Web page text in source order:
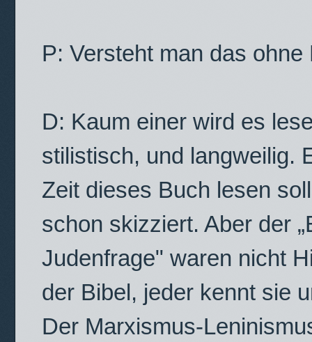
P: Versteht man das
D: Kaum einer wird es
stilistisch, und langweilig.
Zeit dieses Buch lesen
schon skizziert. Aber der
Judenfrage" waren nicht
der Bibel, jeder kennt sie
Der Marxismus-